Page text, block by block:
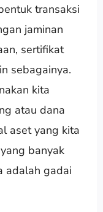
transaksi
jaminan
sertifikat
sebagainya.
kita
atau dana
aset yang kita
banyak
adalah gadai